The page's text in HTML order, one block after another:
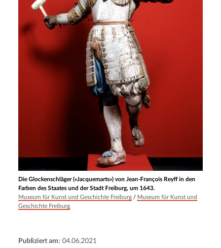
Die Glockenschläger («Jacquemarts») von Jean-François Reyff in den
Farben des Staates und der Stadt Freiburg, um 1643.
Museum für Kunst und Geschichte Freiburg / Museum für Kunst und
Geschichte Freiburg
Publiziert am: 04.06.2021